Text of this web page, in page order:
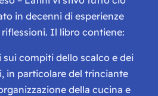
in decenni di esperienze
Il libro contiene:
sui compiti dello scalco e dei
in particolare del trinciante
della cucina e